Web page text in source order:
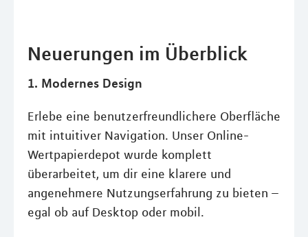
Neuerungen im Überblick
1. Modernes Design
Erlebe eine benutzerfreundlichere Oberfläche
mit intuitiver Navigation. Unser Online-
Wertpapierdepot wurde komplett
überarbeitet, um dir eine klarere und
angenehmere Nutzungserfahrung zu bieten –
egal ob auf Desktop oder mobil.